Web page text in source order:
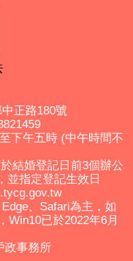
正路180號
下午五時 (中午時間不
結婚登記日前3個辦公
並指定登記生效日
、Safari為主，如
Win10已於2022年6月
政事務所